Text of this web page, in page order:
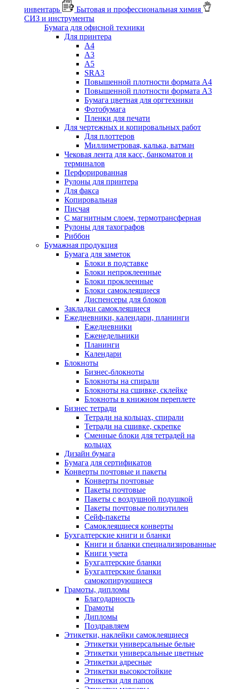
инвентарь
Бытовая и профессиональная химия
СИЗ и инструменты
Бумага для офисной техники
Для принтера
А4
А3
А5
SRA3
Повышенной плотности формата А4
Повышенной плотности формата А3
Бумага цветная для оргтехники
Фотобумага
Пленки для печати
Для чертежных и копировальных работ
Для плоттеров
Миллиметровая, калька, ватман
Чековая лента для касс, банкоматов и
терминалов
Перфорированная
Рулоны для принтера
Для факса
Копировальная
Писчая
С магнитным слоем, термотрансферная
Рулоны для тахографов
Риббон
Бумажная продукция
Бумага для заметок
Блоки в подставке
Блоки непроклеенные
Блоки проклеенные
Блоки самоклеящиеся
Диспенсеры для блоков
Закладки самоклеящиеся
Ежедневники, календари, планинги
Ежедневники
Еженедельники
Планинги
Календари
Блокноты
Бизнес-блокноты
Блокноты на спирали
Блокноты на сшивке, склейке
Блокноты в книжном переплете
Бизнес тетради
Тетради на кольцах, спирали
Тетради на сшивке, скрепке
Сменные блоки для тетрадей на
кольцах
Дизайн бумага
Бумага для сертификатов
Конверты почтовые и пакеты
Конверты почтовые
Пакеты почтовые
Пакеты с воздушной подушкой
Пакеты почтовые полиэтилен
Сейф-пакеты
Самоклеящиеся конверты
Бухгалтерские книги и бланки
Книги и бланки специализированные
Книги учета
Бухгалтерские бланки
Бухгалтерские бланки
самокопирующиеся
Грамоты, дипломы
Благодарность
Грамоты
Дипломы
Поздравляем
Этикетки, наклейки самоклеящиеся
Этикетки универсальные белые
Этикетки универсальные цветные
Этикетки адресные
Этикетки высокостойкие
Этикетки для папок